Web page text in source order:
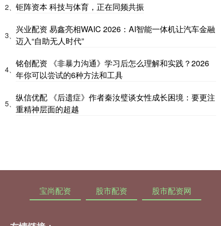
2、 钜阵资本 科技与体育，正在同频共振
3、
兴业配资 易鑫亮相WAIC 2026：AI智能一体机让汽车金融
迈入“自助无人时代”
4、
铭创配资 《非暴力沟通》学习后怎么理解和实践？2026
年你可以尝试的6种方法和工具
5、
纵信优配 《后遗症》作者秦汝璧谈女性成长困境：要更注
重精神层面的超越
宝尚配资 股市配资 股市配资网